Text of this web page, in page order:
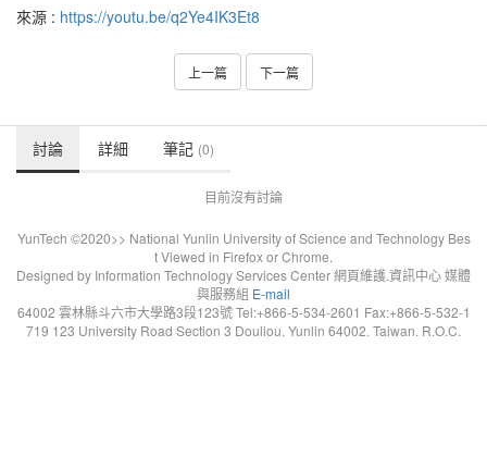
來源 : https://youtu.be/q2Ye4IK3Et8
上一篇 下一篇
討論 詳細 筆記 (0)
目前沒有討論
YunTech ©2020>> National Yunlin University of Science and Technology Bes
t Viewed in Firefox or Chrome.
Designed by Information Technology Services Center 網頁維護.資訊中心 媒體
與服務組 E-mail
64002 雲林縣斗六市大學路3段123號 Tel:+866-5-534-2601 Fax:+866-5-532-1
719 123 University Road Section 3 Douliou. Yunlin 64002. Taiwan. R.O.C.